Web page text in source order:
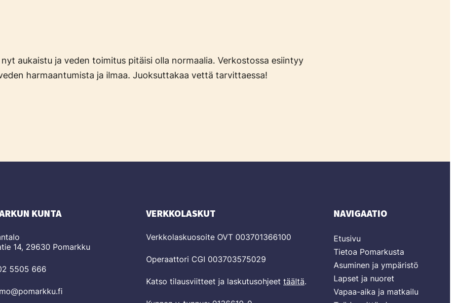
aukaistu ja veden toimitus pitäisi olla normaalia. Verkostossa esiintyy
harmaantumista ja ilmaa. Juoksuttakaa vettä tarvittaessa!
KUNTA
14, 29630 Pomarkku
5505 666
VERKKOLASKUT
Verkkolaskuosoite OVT 003701366100
Operaattori CGI 003703575029
Katso tilausviitteet ja laskutusohjeet täältä.
NAVIGAATIO
Etusivu
Tietoa Pomarkusta
Asuminen ja ympäristö
Lapset ja nuoret
Vapaa-aika ja matkailu